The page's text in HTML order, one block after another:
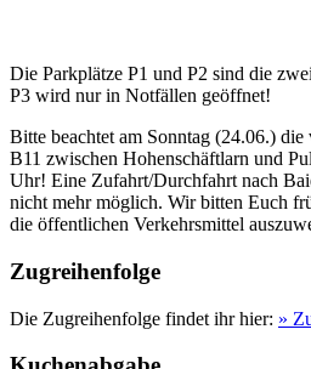
Die Parkplätze P1 und P2 sind die
P3 wird nur in Notfällen geöffnet!
Bitte beachtet am Sonntag (24.06.)
B11 zwischen Hohenschäftlarn und
Uhr! Eine Zufahrt/Durchfahrt nach
nicht mehr möglich. Wir bitten Euch
die öffentlichen Verkehrsmittel
Zugreihenfolge
Die Zugreihenfolge findet ihr hier: »